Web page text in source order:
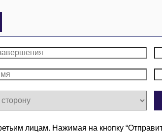
лицам. Нажимая на кнопку